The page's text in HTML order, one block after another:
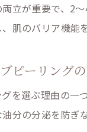
立が重要で、2
肌のバリア機
ピーリング
を選ぶ理由の一
分の分泌を防ぎ